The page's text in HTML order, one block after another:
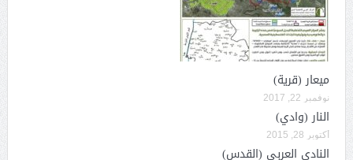
ميعار (قرية)
نوفمبر 22, 2017
النار (وادي)
أكتوبر 28, 2015
النادي العربي (القدس)